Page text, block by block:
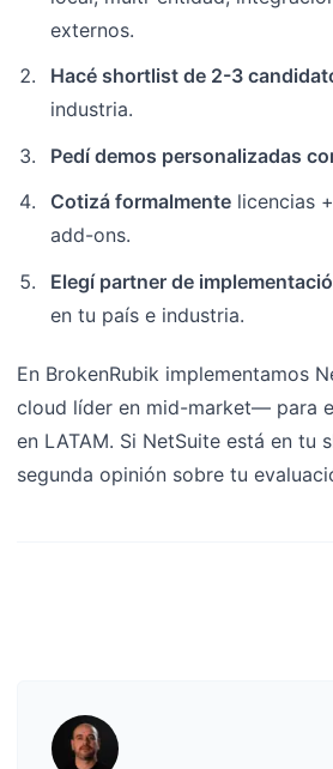
externos.
Hacé shortlist de 2-3
industria.
Pedí demos personalizadas
Cotizá formalmente licencias
add-ons.
Elegí partner de
en tu país e industria.
En BrokenRubik implementamos
cloud líder en mid-market— para
en LATAM. Si NetSuite está en tu
segunda opinión sobre tu